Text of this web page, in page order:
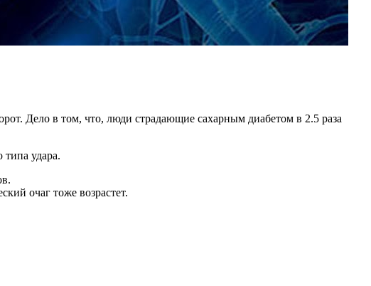
Дело в том, что, люди страдающие сахарным диабетом в 2.5 раза
удара.
очаг тоже возрастет.